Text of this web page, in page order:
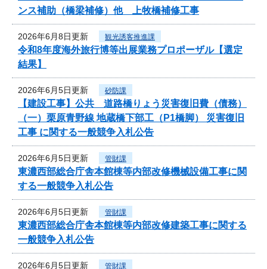
ンス補助（橋梁補修）他 上牧橋補修工事
2026年6月8日更新 観光誘客推進課
令和8年度海外旅行博等出展業務プロポーザル【選定
結果】
2026年6月5日更新 砂防課
【建設工事】公共 道路橋りょう災害復旧費（債務）
（一）栗原青野線 地蔵橋下部工（P1橋脚） 災害復旧
工事 に関する一般競争入札公告
2026年6月5日更新 管財課
東濃西部総合庁舎本館棟等内部改修機械設備工事に関
する一般競争入札公告
2026年6月5日更新 管財課
東濃西部総合庁舎本館棟等内部改修建築工事に関する
一般競争入札公告
2026年6月5日更新 管財課